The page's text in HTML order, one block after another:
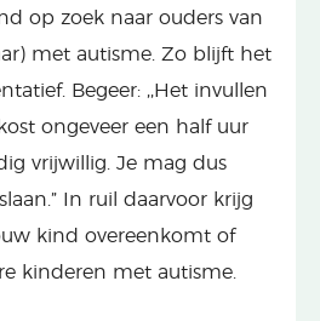
op zoek naar ouders van
met autisme. Zo blijft het
Begeer: ,,Het invullen
ongeveer een half uur
vrijwillig. Je mag dus
In ruil daarvoor krijg
kind overeenkomt of
kinderen met autisme.